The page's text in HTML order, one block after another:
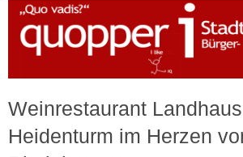
Weinrestaurant
Heidenturm im Herzen